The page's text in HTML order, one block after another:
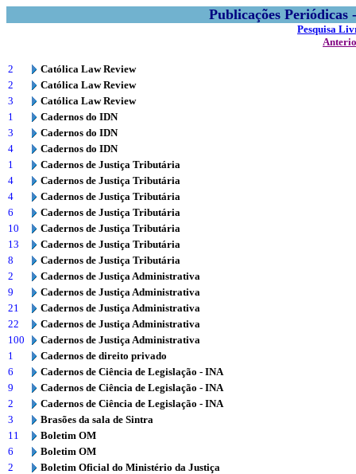
Publicações
Pesquisa
2
Católica Law Review
2
Católica Law Review
3
Católica Law Review
1
Cadernos do IDN
3
Cadernos do IDN
4
Cadernos do IDN
1
Cadernos de Justiça Tributária
4
Cadernos de Justiça Tributária
4
Cadernos de Justiça Tributária
6
Cadernos de Justiça Tributária
10
Cadernos de Justiça Tributária
13
Cadernos de Justiça Tributária
8
Cadernos de Justiça Tributária
2
Cadernos de Justiça Administrativa
9
Cadernos de Justiça Administrativa
21
Cadernos de Justiça Administrativa
22
Cadernos de Justiça Administrativa
100
Cadernos de Justiça Administrativa
1
Cadernos de direito privado
6
Cadernos de Ciência de Legislação - INA
9
Cadernos de Ciência de Legislação - INA
2
Cadernos de Ciência de Legislação - INA
3
Brasões da sala de Sintra
11
Boletim OM
6
Boletim OM
2
Boletim Oficial do Ministério da Justiça